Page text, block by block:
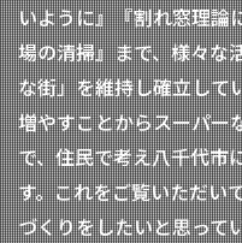
いように』『割れ窓理論
場の清掃』まで、様々な
な街」を維持し確立して
増やすことからスーパー
で、住民で考え八千代市
す。これをご覧いただい
づくりをしたいと思って